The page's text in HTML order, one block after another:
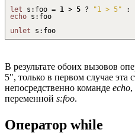
let s : foo = 1 > 5 ? "1 > 5" :
echo s : foo
unlet s : foo
В результате обоих вызовов
5", только в первом случае эта
непосредственно команде echo,
переменной s:foo.
Оператор while